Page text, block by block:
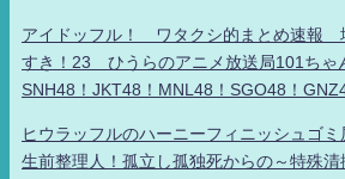
アイドッフル！ ワタクシ的まとめ速報
すき！23 ひうらのアニメ放送局101ちゃ
SNH48！JKT48！MNL48！SGO48！
ヒウラッフルのハーニーフィニッシュゴミ
生前整理人！孤立し孤独死からの～特殊